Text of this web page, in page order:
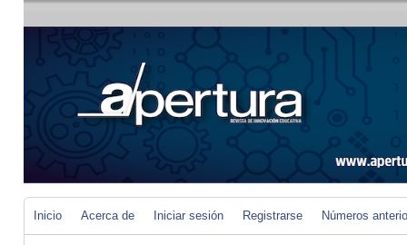
Inicio Acerca de Iniciar sesión Registrarse Números